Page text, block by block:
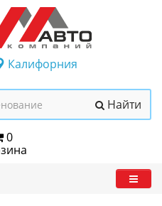
Калифорния
Найти
0